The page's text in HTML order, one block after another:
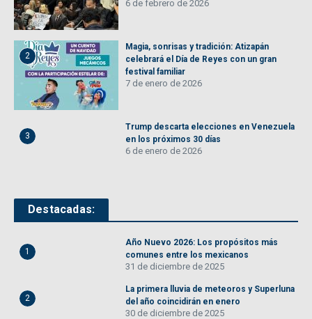
6 de febrero de 2026
2
Magia, sonrisas y tradición: Atizapán
celebrará el Día de Reyes con un gran
festival familiar
7 de enero de 2026
3
Trump descarta elecciones en Venezuela
en los próximos 30 días
6 de enero de 2026
Destacadas:
1
Año Nuevo 2026: Los propósitos más
comunes entre los mexicanos
31 de diciembre de 2025
2
La primera lluvia de meteoros y Superluna
del año coincidirán en enero
30 de diciembre de 2025